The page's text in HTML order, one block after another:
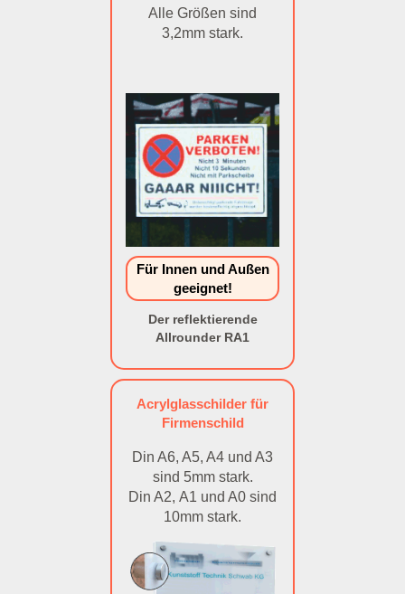
Alle Größen sind
3,2mm stark.
Für Innen und Außen
geeignet!
Der reflektierende
Allrounder RA1
Acrylglasschilder für
Firmenschild
Din A6, A5, A4 und A3
sind 5mm stark.
Din A2, A1 und A0 sind
10mm stark.